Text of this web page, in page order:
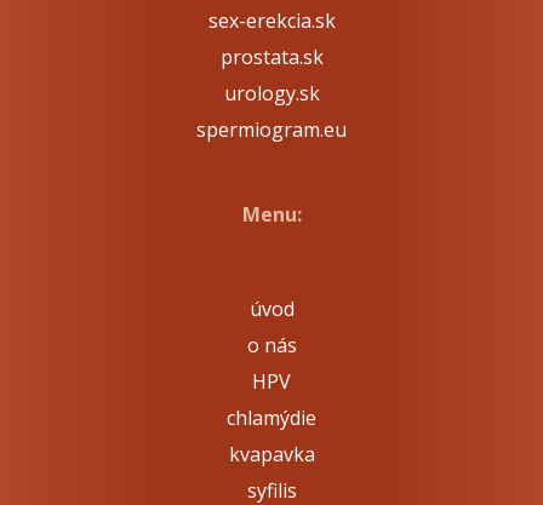
sex-erekcia.sk
prostata.sk
urology.sk
spermiogram.eu
Menu:
úvod
o nás
HPV
chlamýdie
kvapavka
syfilis